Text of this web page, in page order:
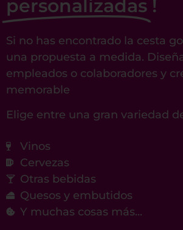
personalizadas !
Si no has encontrado la cesta
una propuesta a medida.
empleados o colaboradores y
memorable
Elige entre una gran variedad
Vinos
Cervezas
Otras bebidas
Quesos y embutidos
Y muchas cosas más...